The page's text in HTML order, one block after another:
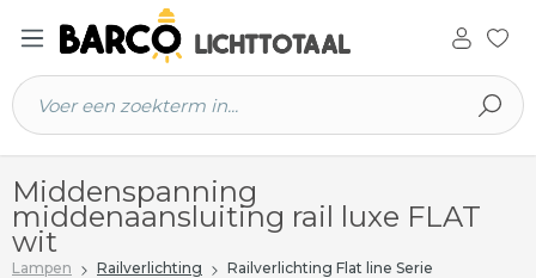
hoofdinhoud
Middenspanning
middenaansluiting rail luxe FLAT
wit
Lampen Railverlichting Railverlichting Flat line Serie